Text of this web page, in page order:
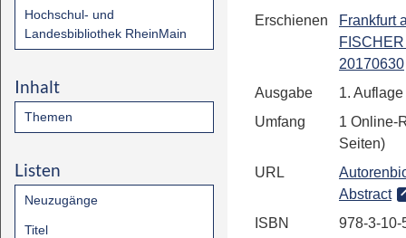
Hochschul- und
Landesbibliothek RheinMain
Inhalt
Themen
Listen
Neuzugänge
Titel
Erschienen
Frankfurt
20170630
Ausgabe
1. Auflage
Umfang
1 Online-
Seiten)
URL
Abstract
ISBN
978-3-10-